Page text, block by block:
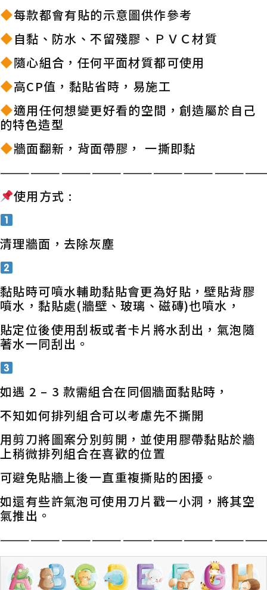
每款都會有貼的示意圖供作參考
自黏、防水、不留殘膠、ＰＶＣ材質
隨心組合，任何平面材質都可使用
高CP值，黏貼省時，易施工
適用任何想變更好看的空間，創造屬於自己
的特色造型
牆面翻新，背面帶膠， 一撕即黏
使用方式 :
清理牆面，去除灰塵
黏貼時可噴水輔助黏貼會更為好貼，壁貼背膠
噴水，黏貼處(牆壁、玻璃、磁磚)也噴水，
貼定位後使用刮板或者卡片將水刮出，氣泡隨
著水一同刮出。
如遇 2 – 3 款需組合在同個牆面黏貼時，
不知如何排列組合可以考慮先不撕開
用剪刀將圖案分別剪開，並使用膠帶黏貼於牆
上稍微排列組合在喜歡的位置
可避免貼牆上後一直重複撕貼的困擾。
如還有些許氣泡可使用刀片戳一小洞，將其空
氣推出。